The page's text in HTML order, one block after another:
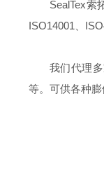
SealTex索
ISO14001
我们代理
等。可供各种